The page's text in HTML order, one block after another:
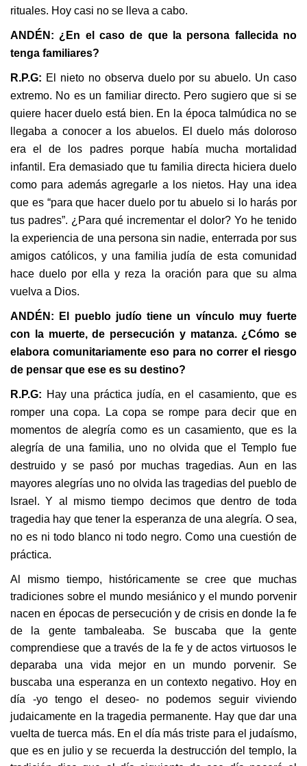
rituales. Hoy casi no se lleva a cabo.
ANDÉN: ¿En el caso de que la persona fallecida no
tenga familiares?
R.P.G: El nieto no observa duelo por su abuelo. Un caso
extremo. No es un familiar directo. Pero sugiero que si se
quiere hacer duelo está bien. En la época talmúdica no se
llegaba a conocer a los abuelos. El duelo más doloroso
era el de los padres porque había mucha mortalidad
infantil. Era demasiado que tu familia directa hiciera duelo
como para además agregarle a los nietos. Hay una idea
que es “para que hacer duelo por tu abuelo si lo harás por
tus padres”. ¿Para qué incrementar el dolor? Yo he tenido
la experiencia de una persona sin nadie, enterrada por sus
amigos católicos, y una familia judía de esta comunidad
hace duelo por ella y reza la oración para que su alma
vuelva a Dios.
ANDÉN: El pueblo judío tiene un vínculo muy fuerte
con la muerte, de persecución y matanza. ¿Cómo se
elabora comunitariamente eso para no correr el riesgo
de pensar que ese es su destino?
R.P.G: Hay una práctica judía, en el casamiento, que es
romper una copa. La copa se rompe para decir que en
momentos de alegría como es un casamiento, que es la
alegría de una familia, uno no olvida que el Templo fue
destruido y se pasó por muchas tragedias. Aun en las
mayores alegrías uno no olvida las tragedias del pueblo de
Israel. Y al mismo tiempo decimos que dentro de toda
tragedia hay que tener la esperanza de una alegría. O sea,
no es ni todo blanco ni todo negro. Como una cuestión de
práctica.
Al mismo tiempo, históricamente se cree que muchas
tradiciones sobre el mundo mesiánico y el mundo porvenir
nacen en épocas de persecución y de crisis en donde la fe
de la gente tambaleaba. Se buscaba que la gente
comprendiese que a través de la fe y de actos virtuosos le
deparaba una vida mejor en un mundo porvenir. Se
buscaba una esperanza en un contexto negativo. Hoy en
día -yo tengo el deseo- no podemos seguir viviendo
judaicamente en la tragedia permanente. Hay que dar una
vuelta de tuerca más. En el día más triste para el judaísmo,
que es en julio y se recuerda la destrucción del templo, la